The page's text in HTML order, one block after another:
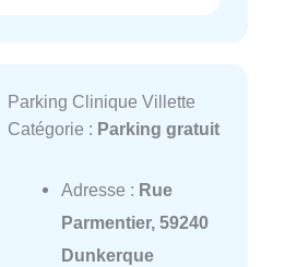
Parking Clinique Villette
Catégorie : Parking gratuit
Adresse : Rue
Parmentier, 59240
Dunkerque